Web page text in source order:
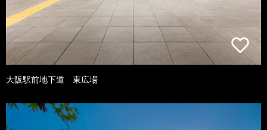
大阪駅前地下道 東広場